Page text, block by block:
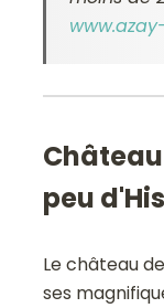
peu
Le château
ses